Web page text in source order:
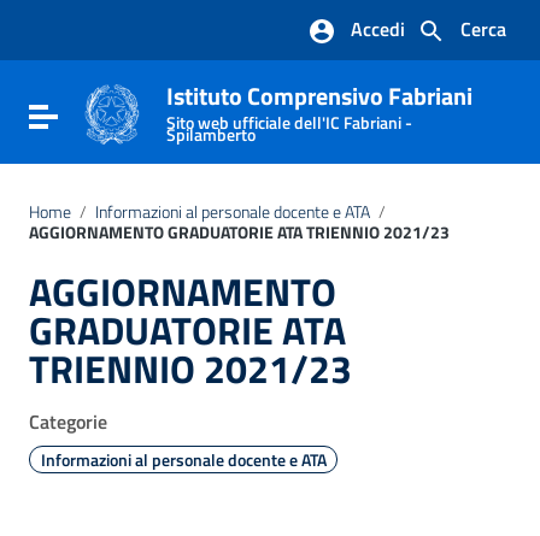
Vai al footer
Cerca
Accedi
Attiva / disattiva la navigazione
Istituto Comprensivo Fabriani
Sito web ufficiale dell'IC Fabriani -
Spilamberto
Home / Informazioni al personale docente e ATA /
AGGIORNAMENTO GRADUATORIE ATA TRIENNIO 2021/23
AGGIORNAMENTO
GRADUATORIE ATA
TRIENNIO 2021/23
Categorie
Informazioni al personale docente e ATA